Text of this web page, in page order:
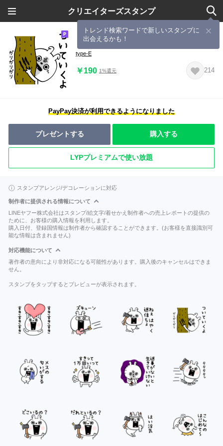
クリエイターズスタンプ
トレンド検索ワードで新しいスタンプに
出会えるかも！
ピタうさぎメンヘラネガティブ
type-E
￥190 1%還元 214
PayPay決済が利用できるようになりました
プレゼントする 購入する
LYPプレミアムで使い放題
スタンプアレンジ/デコレーションに対応
制作者に提供される情報について
LINEヤフー株式会社はスタンプ/絵文字/着せかえ制作者への売上レポートの提供の
ために、お客様の購入情報を利用します。
購入日付、登録国情報は制作者から確認することができます。(お客様を直接識別可
能な情報は含まれません)
対応機能について
著作者の意向により非対応になる可能性があります。購入後のキャンセルはできま
せん。
スタンプをタップするとプレビューが表示されます。